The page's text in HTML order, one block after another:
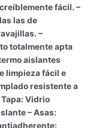
fácil. –
las de
–
totalmente apta
aislantes
limpieza fácil e
resistente a
Vidrio
– Asas: